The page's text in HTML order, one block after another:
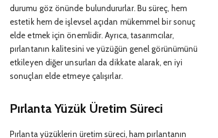
durumu göz önünde bulundururlar. Bu süreç, hem
estetik hem de işlevsel açıdan mükemmel bir sonuç
elde etmek için önemlidir. Ayrıca, tasarımcılar,
pırlantanın kalitesini ve yüzüğün genel görünümünü
etkileyen diğer unsurları da dikkate alarak, en iyi
sonuçları elde etmeye çalışırlar.
Pırlanta Yüzük Üretim Süreci
Pırlanta yüzüklerin üretim süreci, ham pırlantanın